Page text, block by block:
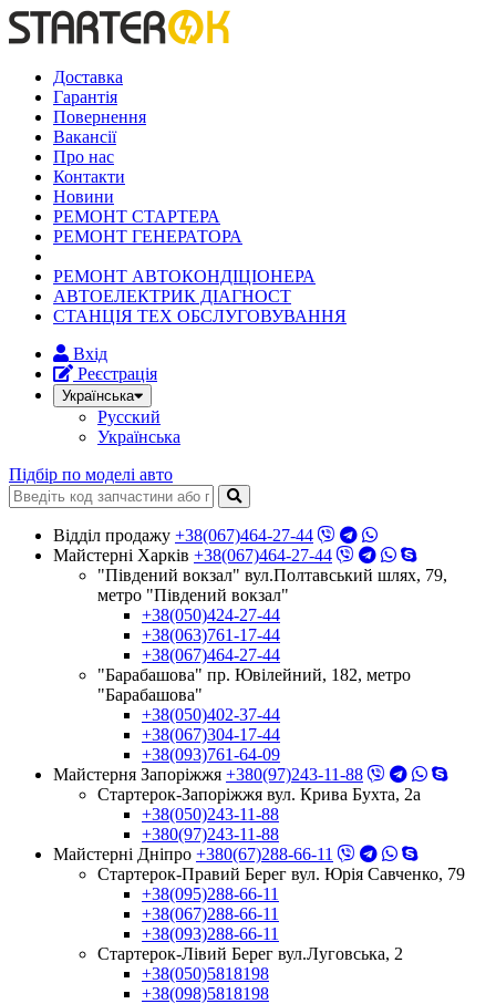
Доставка
Гарантія
Повернення
Вакансії
Про нас
Контакти
Новини
РЕМОНТ СТАРТЕРА
РЕМОНТ ГЕНЕРАТОРА
РЕМОНТ АВТОКОНДІЦІОНЕРА
АВТОЕЛЕКТРИК ДІАГНОСТ
СТАНЦІЯ ТЕХ ОБСЛУГОВУВАННЯ
Вхід
Реєстрація
Українська
Русский
Українська
Підбір по моделі авто
Відділ продажу +38(067)464-27-44
Майстерні Харків +38(067)464-27-44
"Південий вокзал" вул.Полтавський шлях, 79,
метро "Південий вокзал"
+38(050)424-27-44
+38(063)761-17-44
+38(067)464-27-44
"Барабашова" пр. Ювілейний, 182, метро
"Барабашова"
+38(050)402-37-44
+38(067)304-17-44
+38(093)761-64-09
Майстерня Запоріжжя +380(97)243-11-88
Стартерок-Запоріжжя вул. Крива Бухта, 2а
+38(050)243-11-88
+380(97)243-11-88
Майстерні Днiпро +380(67)288-66-11
Стартерок-Правий Берег вул. Юрія Савченко, 79
+38(095)288-66-11
+38(067)288-66-11
+38(093)288-66-11
Стартерок-Лівий Берег вул.Луговська, 2
+38(050)5818198
+38(098)5818198